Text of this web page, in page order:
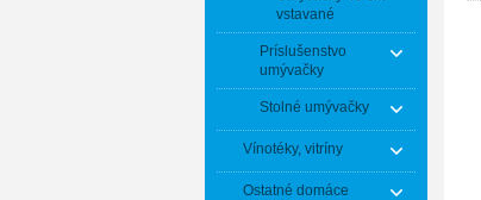
vstavané
Príslušenstvo
umývačky
Stolné umývačky
Vínotéky, vitríny
Ostatné domáce